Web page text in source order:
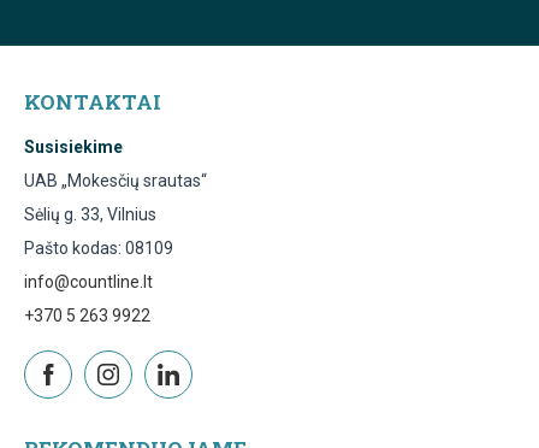
KONTAKTAI
Susisiekime
UAB „Mokesčių srautas“
Sėlių g. 33, Vilnius
Pašto kodas: 08109
info@countline.lt
+370 5 263 9922